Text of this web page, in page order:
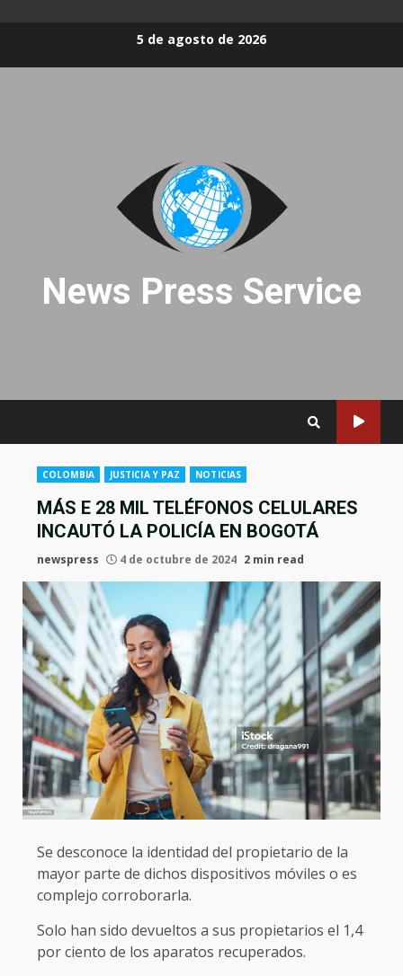
5 de agosto de 2026
News Press Service
COLOMBIA JUSTICIA Y PAZ NOTICIAS
MÁS E 28 MIL TELÉFONOS CELULARES
INCAUTÓ LA POLICÍA EN BOGOTÁ
newspress 4 de octubre de 2024 2 min read
Se desconoce la identidad del propietario de la
mayor parte de dichos dispositivos móviles o es
complejo corroborarla.
Solo han sido devueltos a sus propietarios el 1,4
por ciento de los aparatos recuperados.